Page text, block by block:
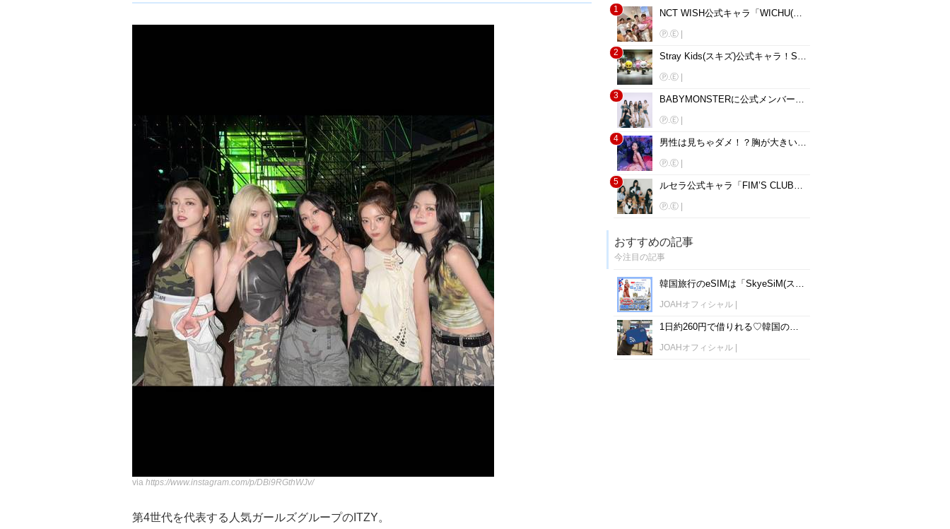
ア
via https://www.instagram.com/p/DBi9RGthWJv/
第4世代を代表する人気ガールズグループのITZY。
1 NCT WISH公式キャラ「WICHU(ウィチュ)」！名前、読み方、動物を大公開♡
Ⓟ.Ⓔ|
2
Stray Kids(スキズ)公式キャラ！SKZOOの名前、読み方、動物を大公開♡
Ⓟ.Ⓔ|
3
BABYMONSTERに公式メンバーカラーはある？メンバー別に紹介♡
Ⓟ.Ⓔ|
4
男性は見ちゃダメ！？胸が大きいと話題の韓国女性アイドル15人を紹介♡
Ⓟ.Ⓔ|
5
ルセラ公式キャラ「FIM’S CLUB」！名前、読み方、動物を大公開♡
Ⓟ.Ⓔ|
おすすめの記事
今注目の記事
韓国旅行のeSIMは「SkyeSiM(スカイイーシム)」！1日単位で最安値380円から利用可能！
JOAHオフィシャル|
1日約260円で借りれる♡韓国のWiFiレンタルおすすめ「WiFi弁当(WiFi Dosirak)」
JOAHオフィシャル|